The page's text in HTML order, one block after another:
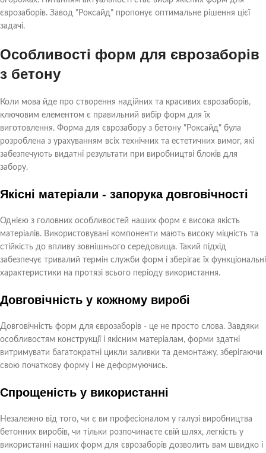
єврозаборів. Завод "Роксайд" пропонує оптимальне рішення цієї
задачі.
Особливості форм для єврозаборів
з бетону
Коли мова йде про створення надійних та красивих єврозаборів,
ключовим елементом є правильний вибір форм для їх
виготовлення. Форма для єврозабору з бетону "Роксайд" була
розроблена з урахуванням всіх технічних та естетичних вимог, які
забезпечують видатні результати при виробництві блоків для
забору.
Якісні матеріали - запорука довговічності
Однією з головних особливостей наших форм є висока якість
матеріалів. Використовувані компоненти мають високу міцність та
стійкість до впливу зовнішнього середовища. Такий підхід
забезпечує тривалий термін служби форм і зберігає їх функціональні
характеристики на протязі всього періоду використання.
Довговічність у кожному виробі
Довговічність форм для єврозаборів - це не просто слова. Завдяки
особливостям конструкції і якісним матеріалам, форми здатні
витримувати багатократні цикли заливки та демонтажу, зберігаючи
свою початкову форму і не деформуючись.
Спрощеність у використанні
Незалежно від того, чи є ви професіоналом у галузі виробництва
бетонних виробів, чи тільки розпочинаєте свій шлях, легкість у
використанні наших форм для єврозаборів дозволить вам швидко і